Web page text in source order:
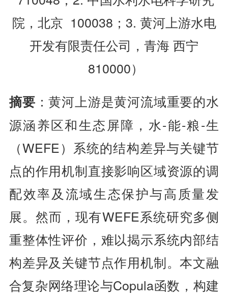
院，北京 100038；3. 黄河上游水电
开发有限责任公司，青海 西宁
810000）
摘要 ：黄河上游是黄河流域重要的水
源涵养区和生态屏障，水-能-粮-生
（WEFE）系统的结构差异与关键节
点的作用机制直接影响区域资源的调
配效率及流域生态保护与高质量发
展。然而，现有WEFE系统研究多侧
重整体性评价，难以揭示系统内部结
构差异及关键节点作用机制。本文融
合复杂网络理论与Copula函数，构建